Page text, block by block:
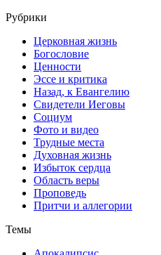
Рубрики
Церковная жизнь
Богословие
Ценности
Эссе и критика
Назад, к Евангелию
Свидетели Иеговы
Социум
Фото и видео
Трудные места
Духовная жизнь
Избыток сердца
Область веры
Проповедь
Притчи и аллегории
Темы